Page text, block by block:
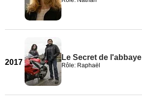
2017
Le Secret de l'abbaye
Rôle: Raphaël